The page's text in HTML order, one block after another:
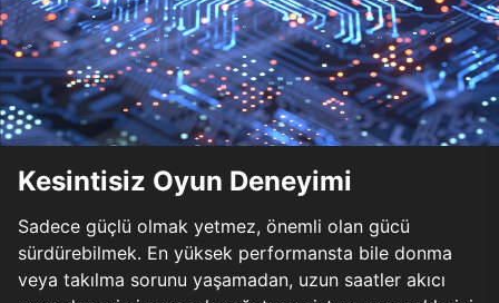
Kesintisiz Oyun Deneyimi
Sadece güçlü olmak yetmez, önemli olan gücü
sürdürebilmek. En yüksek performansta bile donma
veya takılma sorunu yaşamadan, uzun saatler akıcı